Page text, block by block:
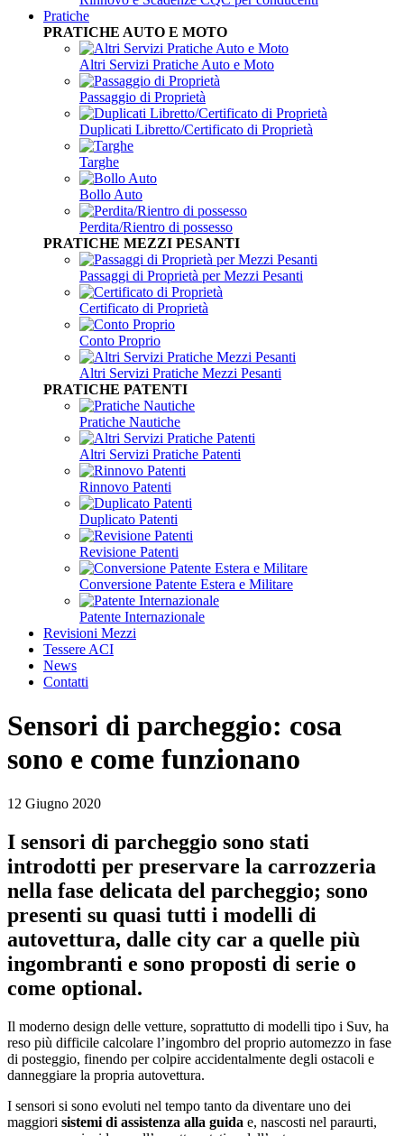
Pratiche
PRATICHE AUTO E MOTO
Altri Servizi Pratiche Auto e Moto
Passaggio di Proprietà
Duplicati Libretto/Certificato di Proprietà
Targhe
Bollo Auto
Perdita/Rientro di possesso
PRATICHE MEZZI PESANTI
Passaggi di Proprietà per Mezzi Pesanti
Certificato di Proprietà
Conto Proprio
Altri Servizi Pratiche Mezzi Pesanti
PRATICHE PATENTI
Pratiche Nautiche
Altri Servizi Pratiche Patenti
Rinnovo Patenti
Duplicato Patenti
Revisione Patenti
Conversione Patente Estera e Militare
Patente Internazionale
Revisioni Mezzi
Tessere ACI
News
Contatti
Sensori di parcheggio: cosa
sono e come funzionano
12 Giugno 2020
I sensori di parcheggio sono stati
introdotti per preservare la carrozzeria
nella fase delicata del parcheggio; sono
presenti su quasi tutti i modelli di
autovettura, dalle city car a quelle più
ingombranti e sono proposti di serie o
come optional.
Il moderno design delle vetture, soprattutto di modelli tipo i Suv, ha
reso più difficile calcolare l’ingombro del proprio automezzo in fase
di posteggio, finendo per colpire accidentalmente degli ostacoli e
danneggiare la propria autovettura.
I sensori si sono evoluti nel tempo tanto da diventare uno dei
maggiori sistemi di assistenza alla guida e, nascosti nel paraurti,